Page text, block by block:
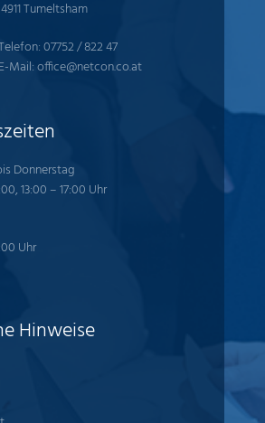
Tumeltsham
07752 / 822 47
Mail:office@netcon.co.at
Donnerstag
13:00 – 17:00 Uhr
Uhr
Hinweise